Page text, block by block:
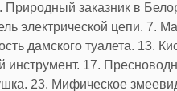
Природный заказник в
электрической цепи. 7.
дамского туалета. 13.
инструмент. 17.
23. Мифическое